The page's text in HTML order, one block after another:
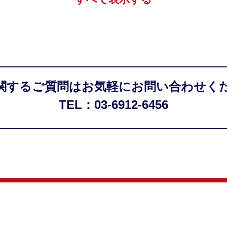
するご質問はお気軽にお問い合わせく
TEL：03-6912-6456